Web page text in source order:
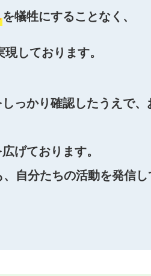
を犠牲にすることなく、
しております。
っかり確認したうえで、
げております。
自分たちの活動を発信し